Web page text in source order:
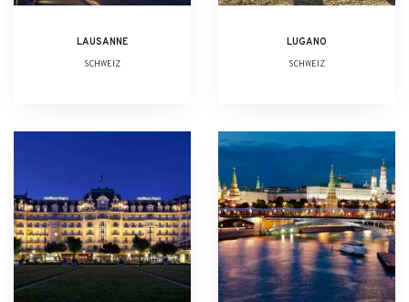
LAUSANNE
SCHWEIZ
LUGANO
SCHWEIZ